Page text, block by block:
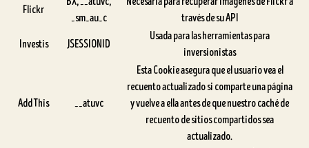
Flickr
_sm_au_c
través de su API
Investis
JSESSIONID
Usada para las herramientas para
inversionistas
Add This __atuvc
Esta Cookie asegura que el usuario vea el
recuento actualizado si comparte una página
y vuelve a ella antes de que nuestro caché de
recuento de sitios compartidos sea
actualizado.